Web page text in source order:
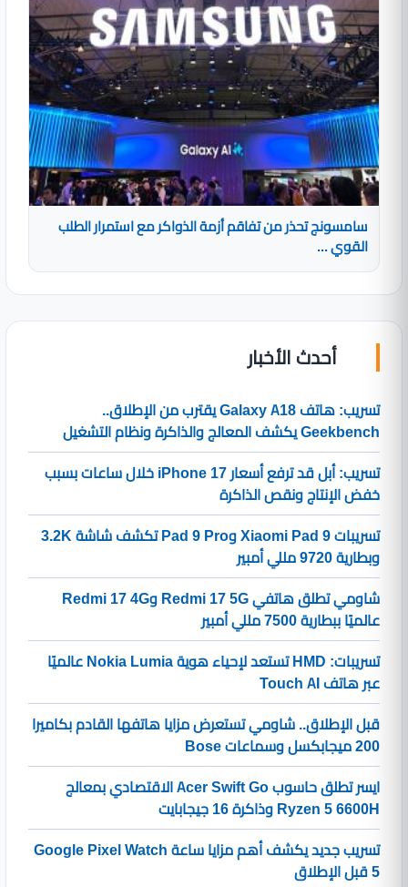
سامسونج تحذر من تفاقم أزمة الذواكر مع استمرار الطلب
القوي ...
أحدث الأخبار
تسريب: هاتف Galaxy A18 يقترب من الإطلاق..
Geekbench يكشف المعالج والذاكرة ونظام التشغيل
تسريب: أبل قد ترفع أسعار iPhone 17 خلال ساعات بسبب
خفض الإنتاج ونقص الذاكرة
تسريبات Xiaomi Pad 9 وPad 9 Pro تكشف شاشة 3.2K
وبطارية 9720 مللي أمبير
شاومي تطلق هاتفي Redmi 17 5G وRedmi 17 4G
عالميًا ببطارية 7500 مللي أمبير
تسريبات: HMD تستعد لإحياء هوية Nokia Lumia عالميًا
عبر هاتف Touch AI
قبل الإطلاق.. شاومي تستعرض مزايا هاتفها القادم بكاميرا
200 ميجابكسل وسماعات Bose
ايسر تطلق حاسوب Acer Swift Go الاقتصادي بمعالج
Ryzen 5 6600H وذاكرة 16 جيجابايت
تسريب جديد يكشف أهم مزايا ساعة Google Pixel Watch
5 قبل الإطلاق